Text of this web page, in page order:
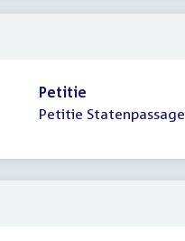
Petitie
Petitie Statenpassage